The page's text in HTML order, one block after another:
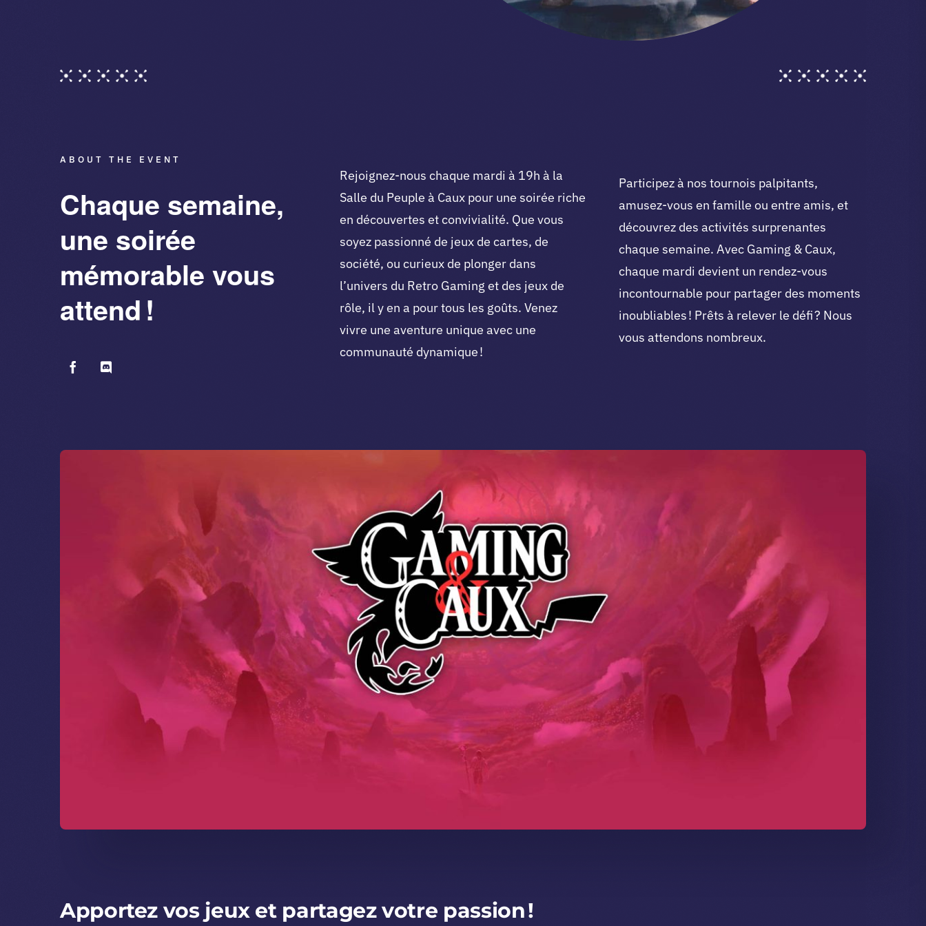
ABOUT THE EVENT
Chaque semaine,
une soirée
mémorable vous
attend !
Rejoignez-nous chaque mardi à 19h à la
Salle du Peuple à Caux pour une soirée riche
en découvertes et convivialité. Que vous
soyez passionné de jeux de cartes, de
société, ou curieux de plonger dans
l’univers du Retro Gaming et des jeux de
rôle, il y en a pour tous les goûts. Venez
vivre une aventure unique avec une
communauté dynamique !
Participez à nos tournois palpitants,
amusez-vous en famille ou entre amis, et
découvrez des activités surprenantes
chaque semaine. Avec Gaming & Caux,
chaque mardi devient un rendez-vous
incontournable pour partager des moments
inoubliables ! Prêts à relever le défi ? Nous
vous attendons nombreux.
Apportez vos jeux et partagez votre passion !